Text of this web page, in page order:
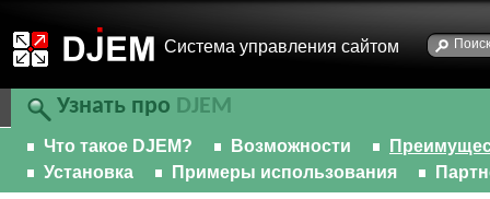
Cистема управления сайтом
Узнать про DJEM
Что такое DJEM? Возможности
Установка
Примеры использования